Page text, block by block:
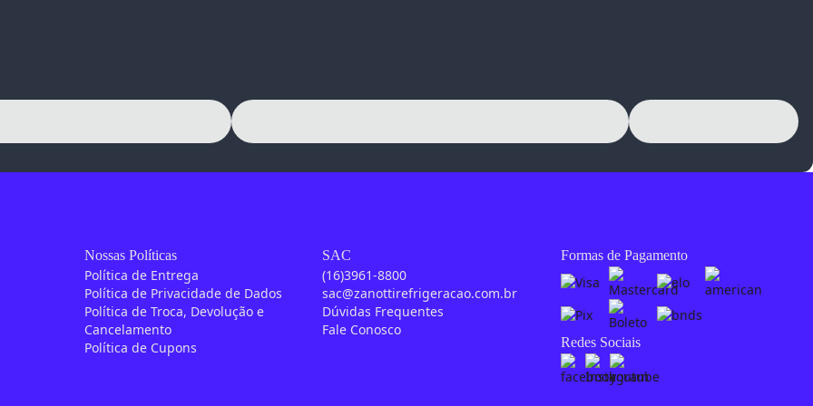
Nossas Políticas
Política de Entrega
Política de Privacidade de Dados
Política de Troca, Devolução e
Cancelamento
Política de Cupons
SAC
(16)3961-8800
sac@zanottirefrigeracao.com.br
Dúvidas Frequentes
Fale Conosco
Formas de Pagamento
Redes Sociais